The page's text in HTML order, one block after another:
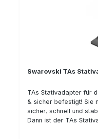
Swarovski TAs
TAs Stativadapter für
& sicher befestigt! Sie
sicher, schnell und
Dann ist der TAs